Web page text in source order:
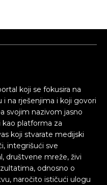
koji se fokusira na
i na rješenjima i koji govori
svojim nazivom jasno
kao platforma za
koji stvarate medijski
integrišući sve
društvene mreže, živi
odnosno o
naročito ističući ulogu